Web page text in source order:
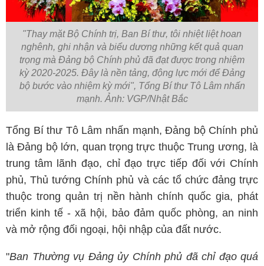
"Thay mặt Bộ Chính trị, Ban Bí thư, tôi nhiệt liệt hoan
nghênh, ghi nhận và biểu dương những kết quả quan
trọng mà Đảng bộ Chính phủ đã đạt được trong nhiệm
kỳ 2020-2025. Đây là nền tảng, động lực mới để Đảng
bộ bước vào nhiệm kỳ mới", Tổng Bí thư Tô Lâm nhấn
mạnh. Ảnh: VGP/Nhật Bắc
Tổng Bí thư Tô Lâm nhấn mạnh, Đảng bộ Chính phủ
là Đảng bộ lớn, quan trọng trực thuộc Trung ương, là
trung tâm lãnh đạo, chỉ đạo trực tiếp đối với Chính
phủ, Thủ tướng Chính phủ và các tổ chức đảng trực
thuộc trong quản trị nền hành chính quốc gia, phát
triển kinh tế - xã hội, bảo đảm quốc phòng, an ninh
và mở rộng đối ngoại, hội nhập của đất nước.
"Ban Thường vụ Đảng ủy Chính phủ đã chỉ đạo quá